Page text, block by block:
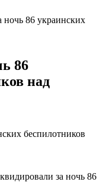
86 украинских
86
над
за ночь 86